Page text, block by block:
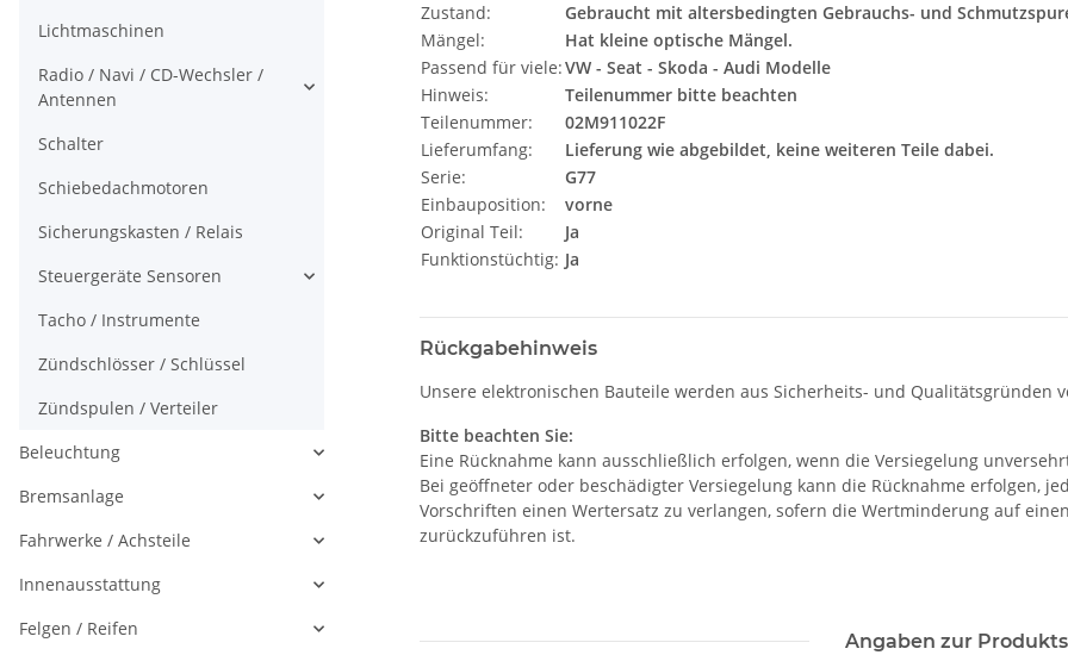
Zustand:
Gebraucht mit altersbedingten Gebrauchs- und
Mängel:
Hat kleine optische Mängel.
Passend für viele:VW - Seat - Skoda - Audi Modelle
Hinweis:
Teilenummer bitte beachten
Teilenummer:
02M911022F
Lieferumfang:
Lieferung wie abgebildet, keine weiteren Teile dabei.
Serie:
G77
Einbauposition:
vorne
Original Teil:
Ja
Funktionstüchtig: Ja
Rückgabehinweis
Unsere elektronischen Bauteile werden aus Sicherheits- und Qualitätsgründen
Bitte beachten Sie:
Eine Rücknahme kann ausschließlich erfolgen, wenn die Versiegelung
Bei geöffneter oder beschädigter Versiegelung kann die Rücknahme erfolgen,
Vorschriften einen Wertersatz zu verlangen, sofern die Wertminderung auf
zurückzuführen ist.
Angaben zur
Lichtmaschinen
Radio / Navi / CD-Wechsler /
Antennen
Schalter
Schiebedachmotoren
Sicherungskasten / Relais
Steuergeräte Sensoren
Tacho / Instrumente
Zündschlösser / Schlüssel
Zündspulen / Verteiler
Beleuchtung
Bremsanlage
Fahrwerke / Achsteile
Innenausstattung
Felgen / Reifen